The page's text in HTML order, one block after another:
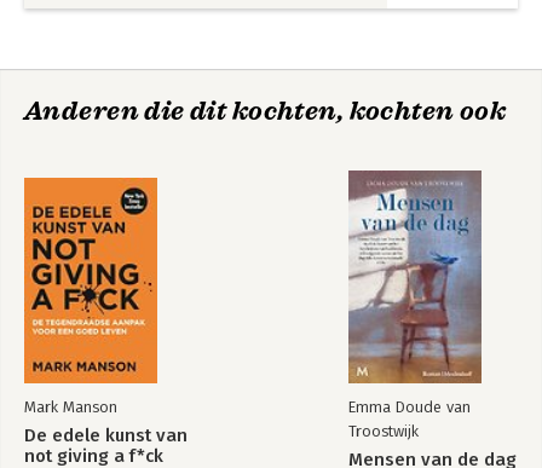
Anderen die dit kochten, kochten ook
Mark Manson
De edele kunst van
not giving a f*ck
Emma Doude van
Troostwijk
Mensen van de dag